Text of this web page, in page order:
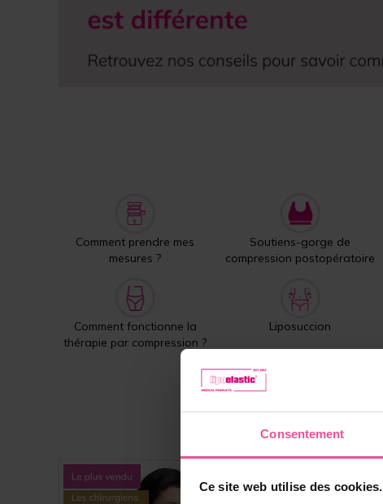
Consentement
Ce site web utilise des cookies.
Comment prendre mes
mesures ?
Soutiens-gorge de
compression postopératoire
Comment fonctionne la
thérapie par compression ?
Liposuccion